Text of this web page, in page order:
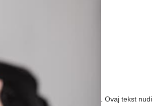
. Ovaj tekst